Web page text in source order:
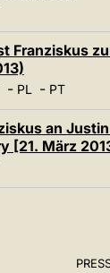
Franziskus
- PL- PT
an
[21. März